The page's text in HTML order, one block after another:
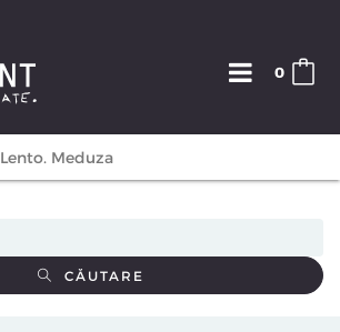
0
Lento. Meduza
CĂUTARE